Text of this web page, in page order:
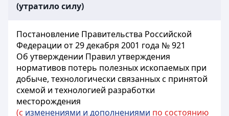
(утратило силу)
Постановление Правительства Российской
Федерации от 29 декабря 2001 года № 921
Об утверждении Правил утверждения
нормативов потерь полезных ископаемых при
добыче, технологически связанных с принятой
схемой и технологией разработки
месторождения
(с изменениями и дополнениями по состоянию